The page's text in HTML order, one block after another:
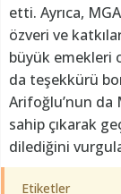
etti. Ayrıca,
özveri ve
büyük emekleri
da teşekkürü
Arifoğlu’nun da
sahip çıkarak
dilediğini
Etiketler